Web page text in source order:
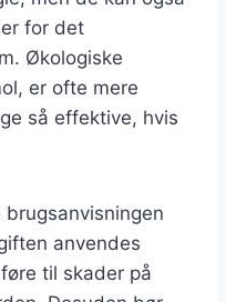
for det
Økologiske
er ofte mere
så effektive, hvis
anvendes
til skader på